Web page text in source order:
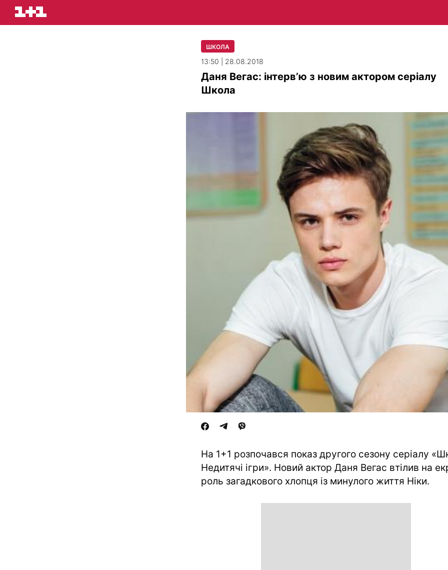
ШКОЛА
13:50 | 28.08.2018
Даня Вегас: інтерв’ю з новим актором серіалу
Школа
На 1+1 розпочався показ другого сезону серіалу
Недитячі ігри». Новий актор Даня Вегас втілив на
роль загадкового хлопця із минулого життя Ніки.